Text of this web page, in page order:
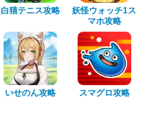
白猫テニス攻略
妖怪ウォッチ1ス
マホ攻略
いせのん攻略 スマグロ攻略